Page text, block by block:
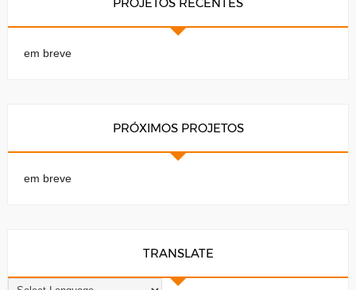
em breve
PRÓXIMOS PROJETOS
em breve
TRANSLATE